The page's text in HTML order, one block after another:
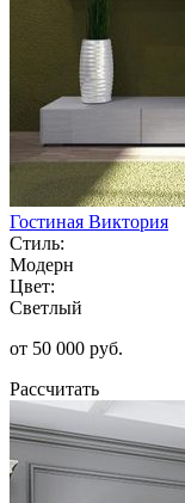
Гостиная Виктория
Стиль:
Модерн
Цвет:
Светлый
от 50 000 руб.
Рассчитать